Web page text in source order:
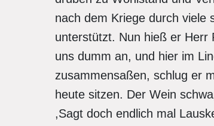
nach dem Kriege durch viele
unterstützt. Nun hieß er Herr
uns dumm an, und hier im
zusammensaßen, schlug er
heute sitzen. Der Wein
,Sagt doch endlich mal